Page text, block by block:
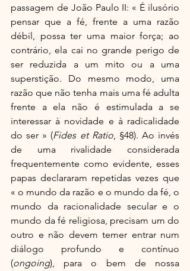
passagem de João Paulo II: « É ilusório
pensar que a fé, frente a uma razão
débil, possa ter uma maior força; ao
contrário, ela cai no grande perigo de
ser reduzida a um mito ou a uma
superstição. Do mesmo modo, uma
razão que não tenha mais uma fé adulta
frente a ela não é estimulada a se
interessar à novidade e à radicalidade
do ser » (Fides et Ratio, §48). Ao invés
de uma rivalidade considerada
frequentemente como evidente, esses
papas declararam repetidas vezes que
« o mundo da razão e o mundo da fé, o
mundo da racionalidade secular e o
mundo da fé religiosa, precisam um do
outro e não devem temer entrar num
diálogo profundo e contínuo
(ongoing), para o bem de nossa